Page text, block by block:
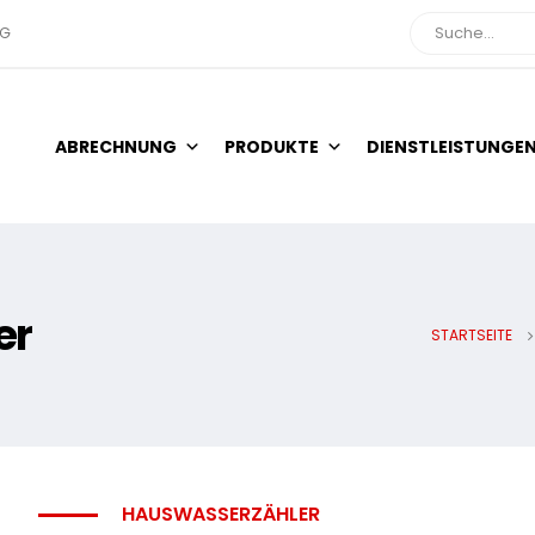
Suche
ABRECHNUNG PRODUKTE
STARTSEITE
HAUSWASSERZÄHLER